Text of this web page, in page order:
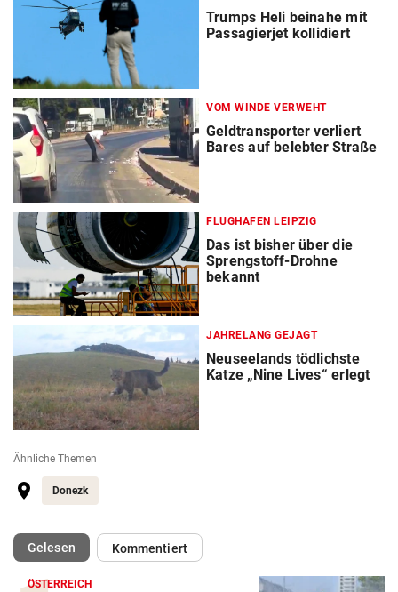
Trumps Heli beinahe mit
Passagierjet kollidiert
VOM WINDE VERWEHT
Geldtransporter verliert
Bares auf belebter Straße
FLUGHAFEN LEIPZIG
Das ist bisher über die
Sprengstoff-Drohne
bekannt
JAHRELANG GEJAGT
Neuseelands tödlichste
Katze „Nine Lives“ erlegt
Ähnliche Themen
Donezk
Gelesen(ausgewählt)Kommentiert
ÖSTERREICH